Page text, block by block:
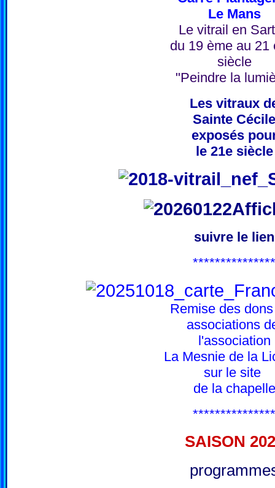
Le Mans
Le vitrail en
du 19 ème au 21
siècle
"Peindre la
Les vitraux
Sainte Cécile
exposés
le 21e siècle
suivre le lien
***************
Remise des
associations
l'association
La Mesnie de la
sur le site
de la chapelle
***************
SAISON 202